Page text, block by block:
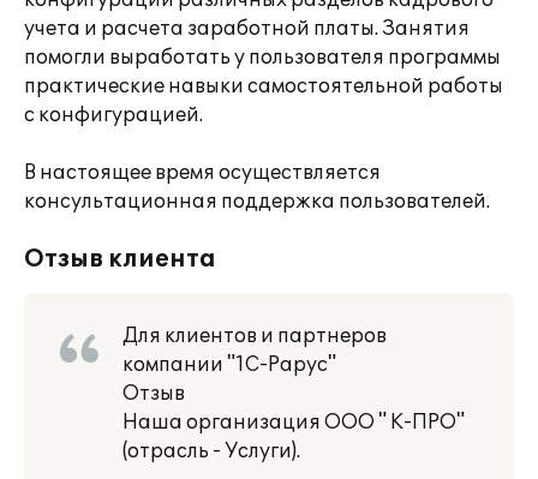
учета и расчета заработной платы. Занятия
помогли выработать у пользователя программы
практические навыки самостоятельной работы
с конфигурацией.
В настоящее время осуществляется
консультационная поддержка пользователей.
Отзыв клиента
Для клиентов и партнеров
компании "1С-Рарус"
Отзыв
Наша организация ООО " К-ПРО"
(отрасль - Услуги).